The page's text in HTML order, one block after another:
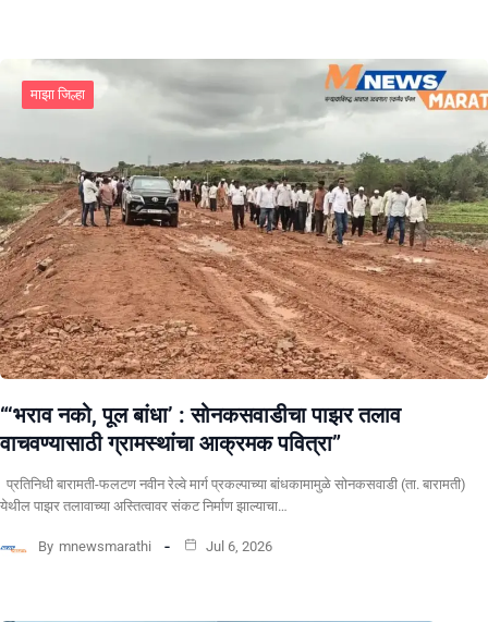
माझा जिल्हा
“‘भराव नको, पूल बांधा’ : सोनकसवाडीचा पाझर तलाव
वाचवण्यासाठी ग्रामस्थांचा आक्रमक पवित्रा”
प्रतिनिधी बारामती-फलटण नवीन रेल्वे मार्ग प्रकल्पाच्या बांधकामामुळे सोनकसवाडी (ता. बारामती)
येथील पाझर तलावाच्या अस्तित्वावर संकट निर्माण झाल्याचा…
By mnewsmarathi Jul 6, 2026